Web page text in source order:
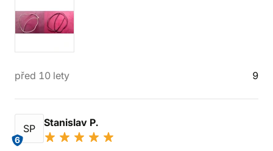
před 10 lety 9
SP
6
Stanislav P.